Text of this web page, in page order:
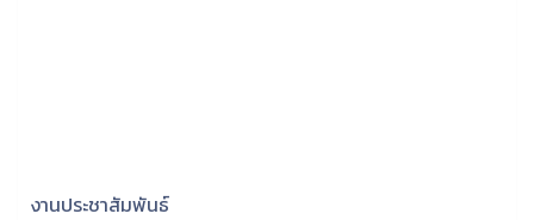
งานประชาสัมพันธ์